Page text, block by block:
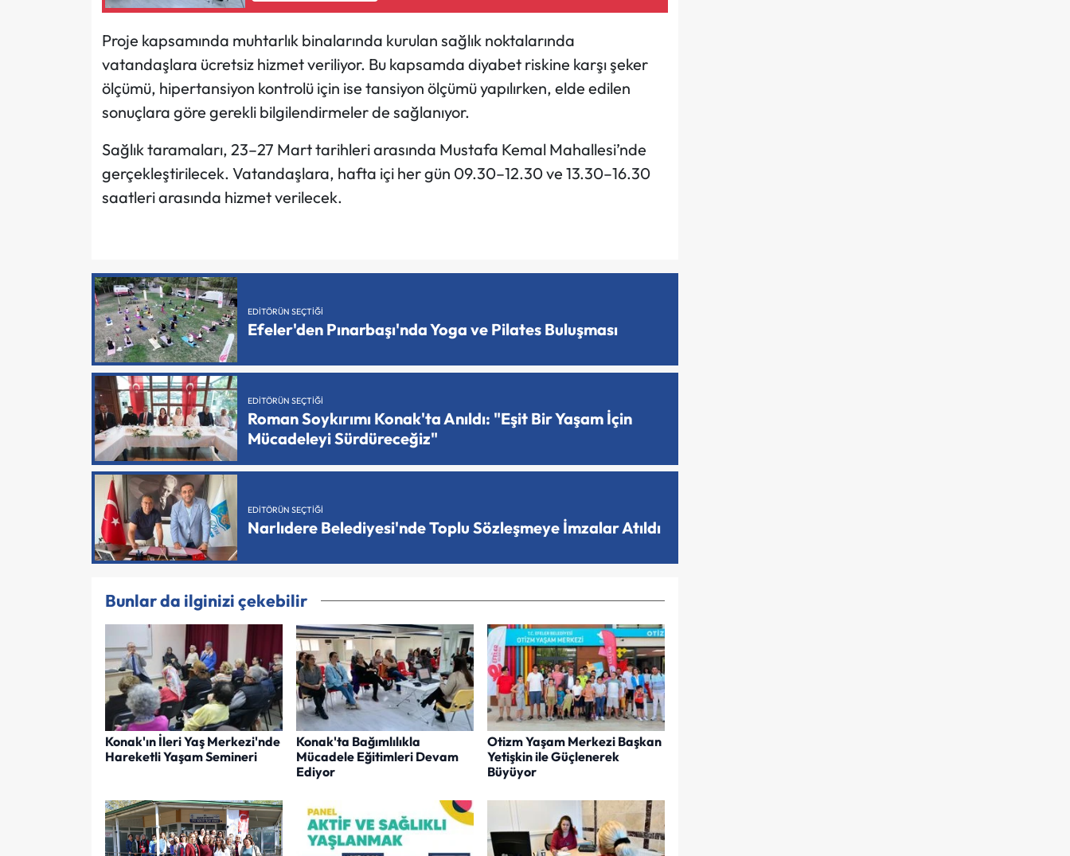
Proje kapsamında muhtarlık binalarında kurulan sağlık noktalarında
vatandaşlara ücretsiz hizmet veriliyor. Bu kapsamda diyabet riskine karşı şeker
ölçümü, hipertansiyon kontrolü için ise tansiyon ölçümü yapılırken, elde edilen
sonuçlara göre gerekli bilgilendirmeler de sağlanıyor.
Sağlık taramaları, 23–27 Mart tarihleri arasında Mustafa Kemal Mahallesi’nde
gerçekleştirilecek. Vatandaşlara, hafta içi her gün 09.30–12.30 ve 13.30–16.30
saatleri arasında hizmet verilecek.
EDITÖRÜN SEÇTIĞI
Efeler'den Pınarbaşı'nda Yoga ve Pilates Buluşması
EDITÖRÜN SEÇTIĞI
Roman Soykırımı Konak'ta Anıldı: "Eşit Bir Yaşam İçin
Mücadeleyi Sürdüreceğiz"
EDITÖRÜN SEÇTIĞI
Narlıdere Belediyesi'nde Toplu Sözleşmeye İmzalar Atıldı
Bunlar da ilginizi çekebilir
Konak'ın İleri Yaş Merkezi'nde
Hareketli Yaşam Semineri
Konak'ta Bağımlılıkla
Mücadele Eğitimleri Devam
Ediyor
Otizm Yaşam Merkezi Başkan
Yetişkin ile Güçlenerek
Büyüyor